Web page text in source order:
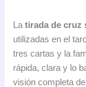
Latirada de cruz
utilizadas en el
tres cartas y la
rápida, clara y lo
visión completa